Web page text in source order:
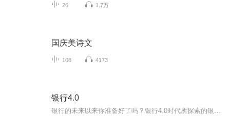
26 1.7万
国庆美诗文
108 4173
银行4.0